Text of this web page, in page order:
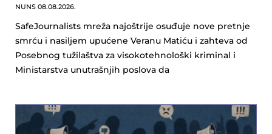
NUNS 08.08.2026.
SafeJournalists mreža najoštrije osuđuje nove pretnje
smrću i nasiljem upućene Veranu Matiću i zahteva od
Posebnog tužilaštva za visokotehnološki kriminal i
Ministarstva unutrašnjih poslova da